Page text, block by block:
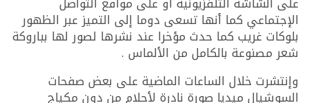
الإجتماعي كما أنها تسعى دوما إلى التميز عبر الظهور
بلوكات غريب كما حدث مؤخرا عند نشرها لصور لها بباروكة
شعر مصنوعة بالكامل من الألماس .
وإنتشرت خلال الساعات الماضية على بعض صفحات
السوشيال ميديا صورة نادرة لأحلام من دون مكياج